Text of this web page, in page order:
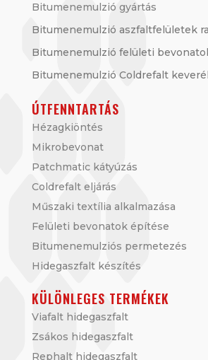
Bitumenemulzió gyártás
Bitumenemulzió aszfaltfelületek
Bitumenemulzió felületi
Bitumenemulzió Coldrefalt
ÚTFENNTARTÁS
Hézagkiöntés
Mikrobevonat
Patchmatic kátyúzás
Coldrefalt eljárás
Műszaki textília alkalmazása
Felületi bevonatok építése
Bitumenemulziós permetezés
Hidegaszfalt készítés
KÜLÖNLEGES TERMÉKEK
Viafalt hidegaszfalt
Zsákos hidegaszfalt
Rephalt hidegaszfalt